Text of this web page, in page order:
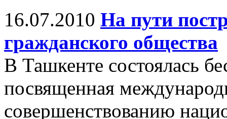
16.07.2010 На пути
гражданского общества
В Ташкенте состоялась
посвященная
совершенствованию